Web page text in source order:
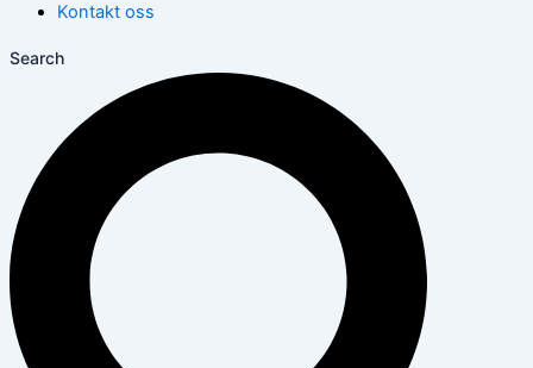
Kontakt oss
Search